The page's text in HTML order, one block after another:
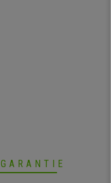
GARANTIE